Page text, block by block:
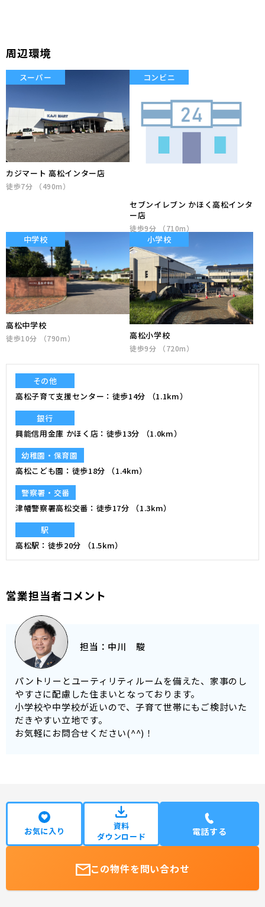
周辺環境
スーパー
カジマート 高松インター店
徒歩7分 （490m）
コンビニ
セブンイレブン かほく高松インタ
ー店
徒歩9分 （710m）
中学校
高松中学校
徒歩10分 （790m）
小学校
高松小学校
徒歩9分 （720m）
その他
高松子育て支援センター
徒歩14分 （1.1km）
銀行
興能信用金庫 かほく店
徒歩13分 （1.0km）
幼稚園・保育園
高松こども園
徒歩18分 （1.4km）
警察署・交番
津幡警察署高松交番
徒歩17分 （1.3km）
駅
高松駅
徒歩20分 （1.5km）
営業担当者コメント
担当： 中川 駿
パントリーとユーティリティルームを備えた、家事のし
やすさに配慮した住まいとなっております。
小学校や中学校が近いので、子育て世帯にもご検討いた
だきやすい立地です。
お気軽にお問合せください(^^)！
お気に入り
資料
ダウンロード
電話する
この物件を問い合わせ